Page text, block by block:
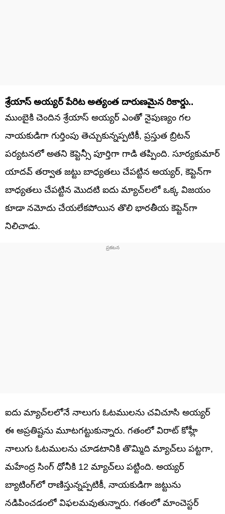
​శ్రేయాస్ అయ్యర్ పేరిట అత్యంత దారుణమైన రికార్డు..
​ముంబైకి చెందిన శ్రేయాస్ అయ్యర్ ఎంతో నైపుణ్యం గల
నాయకుడిగా గుర్తింపు తెచ్చుకున్నప్పటికీ, ప్రస్తుత బ్రిటన్
పర్యటనలో అతని కెప్టెన్సీ పూర్తిగా గాడి తప్పింది. సూర్యకుమార్
యాదవ్ తర్వాత జట్టు బాధ్యతలు చేపట్టిన అయ్యర్, కెప్టెన్‌గా
బాధ్యతలు చేపట్టిన మొదటి ఐదు మ్యాచ్‌లలో ఒక్క విజయం
కూడా నమోదు చేయలేకపోయిన తొలి భారతీయ కెప్టెన్‌గా
నిలిచాడు.
ఐదు మ్యాచ్‌లలోనే నాలుగు ఓటములను చవిచూసి అయ్యర్
ఈ అప్రతిష్టను మూటగట్టుకున్నారు. గతంలో విరాట్ కోహ్లీ
నాలుగు ఓటములను చూడటానికి తొమ్మిది మ్యాచ్‌లు పట్టగా,
మహేంద్ర సింగ్ ధోనీకి 12 మ్యాచ్‌లు పట్టింది. అయ్యర్
బ్యాటింగ్‌లో రాణిస్తున్నప్పటికీ, నాయకుడిగా జట్టును
నడిపించడంలో విఫలమవుతున్నారు. గతంలో మాంచెస్టర్